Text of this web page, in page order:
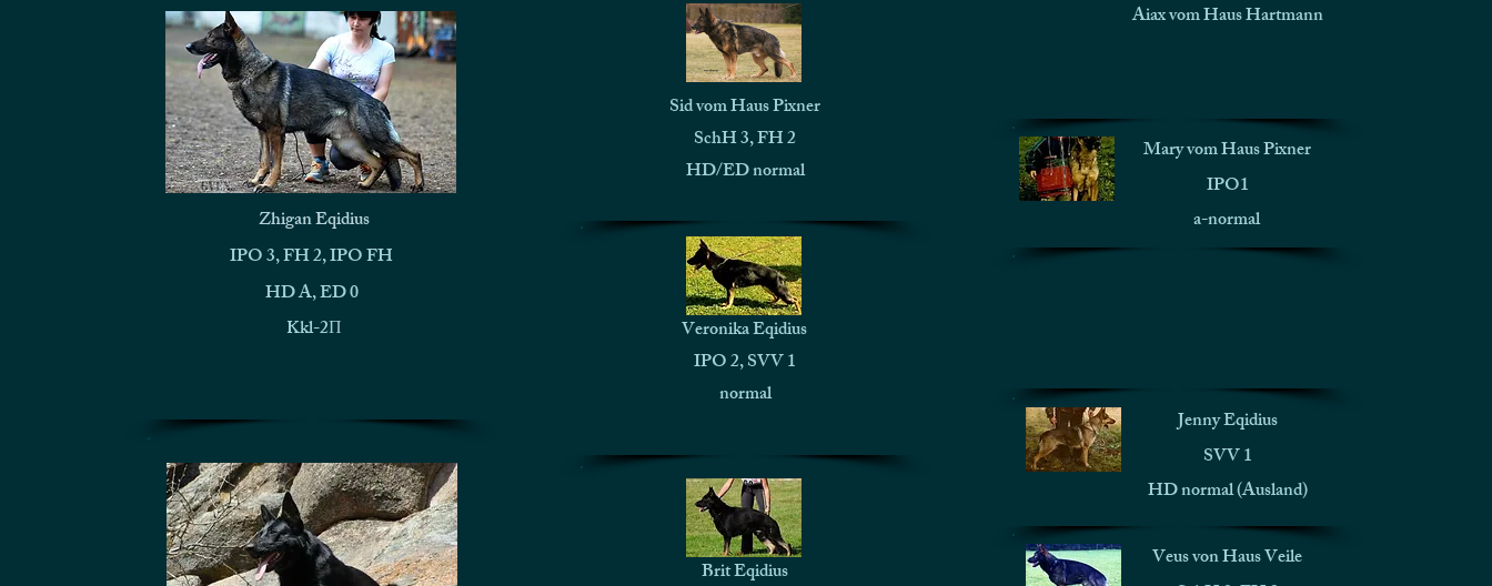
Zhigan Eqidius
IPO 3, FH 2, IPO FH
HD A, ED 0
Kkl-2П
Sid vom Haus Pixner
SchH 3, FH 2
HD/ED normal
Veronika Eqidius
IPO 2, SVV 1
normal
Brit Eqidius
Aiax vom Haus Hartmann
Mary vom Haus Pixner
IPO1
a-normal
Jenny Eqidius
SVV 1
HD normal (Ausland)
Veus von Haus Veile